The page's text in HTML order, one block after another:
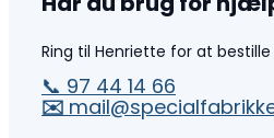
Ring til Henriette for at
📞 97 44 14 66
✉️